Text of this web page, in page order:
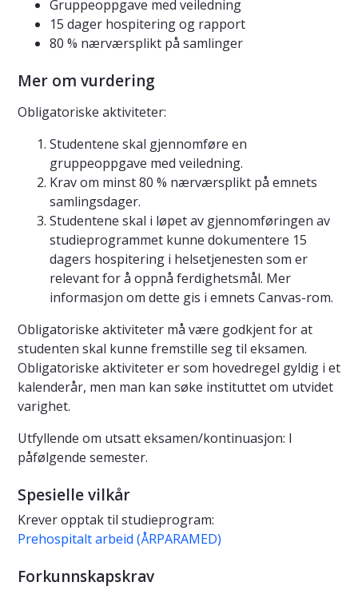
Gruppeoppgave med veiledning
15 dager hospitering og rapport
80 % nærværsplikt på samlinger
Mer om vurdering
Obligatoriske aktiviteter:
Studentene skal gjennomføre en
gruppeoppgave med veiledning.
Krav om minst 80 % nærværsplikt på emnets
samlingsdager.
Studentene skal i løpet av gjennomføringen av
studieprogrammet kunne dokumentere 15
dagers hospitering i helsetjenesten som er
relevant for å oppnå ferdighetsmål. Mer
informasjon om dette gis i emnets Canvas-rom.
Obligatoriske aktiviteter må være godkjent for at
studenten skal kunne fremstille seg til eksamen.
Obligatoriske aktiviteter er som hovedregel gyldig i et
kalenderår, men man kan søke instituttet om utvidet
varighet.
Utfyllende om utsatt eksamen/kontinuasjon: I
påfølgende semester.
Spesielle vilkår
Krever opptak til studieprogram:
Prehospitalt arbeid (ÅRPARAMED)
Forkunnskapskrav